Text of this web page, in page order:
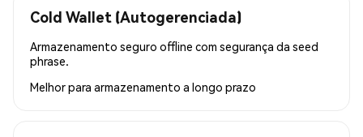
Cold Wallet (Autogerenciada)
Armazenamento seguro offline com segurança da seed
phrase.
Melhor para armazenamento a longo prazo